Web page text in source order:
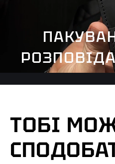
ТОБІ